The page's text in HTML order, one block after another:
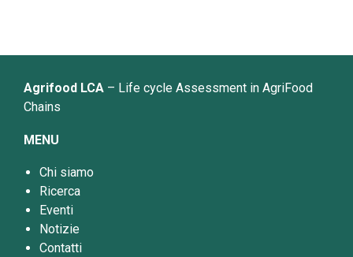
Agrifood LCA – Life cycle Assessment in AgriFood
Chains
MENU
Chi siamo
Ricerca
Eventi
Notizie
Contatti